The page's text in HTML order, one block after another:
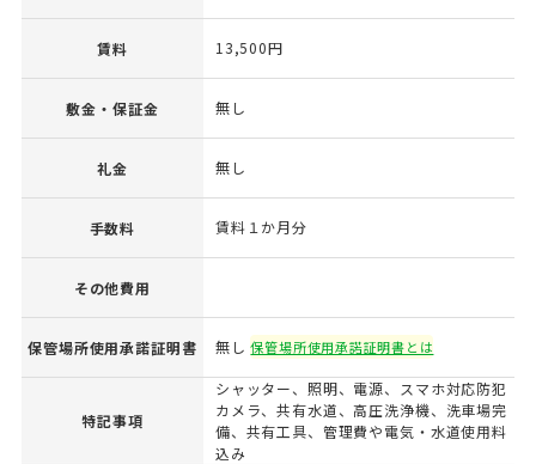
賃料 13,500円
敷金・保証金 無し
礼金 無し
手数料 賃料１か月分
その他費用
保管場所使用承諾証明書 無し保管場所使用承諾証明書とは
特記事項
シャッター、照明、電源、スマホ対応防犯
カメラ、共有水道、高圧洗浄機、洗車場完
備、共有工具、管理費や電気・水道使用料
込み